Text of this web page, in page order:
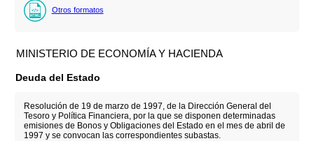
Otros formatos
MINISTERIO DE ECONOMÍA Y HACIENDA
Deuda del Estado
Resolución de 19 de marzo de 1997, de la Dirección General del
Tesoro y Política Financiera, por la que se disponen determinadas
emisiones de Bonos y Obligaciones del Estado en el mes de abril de
1997 y se convocan las correspondientes subastas.